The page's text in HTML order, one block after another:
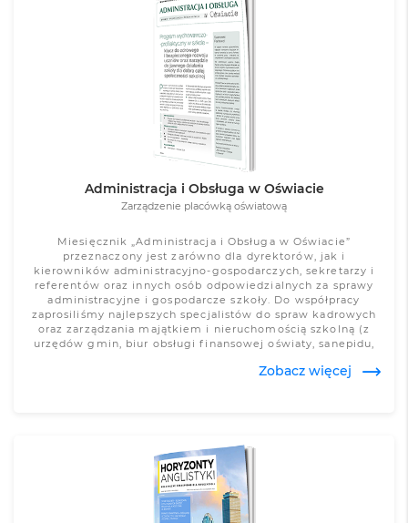
Administracja i Obsługa w Oświacie
Zarządzenie placówką oświatową
Miesięcznik „Administracja i Obsługa w Oświacie”
przeznaczony jest zarówno dla dyrektorów, jak i
kierowników administracyjno-gospodarczych, sekretarzy i
referentów oraz innych osób odpowiedzialnych za sprawy
administracyjne i gospodarcze szkoły. Do współpracy
zaprosiliśmy najlepszych specjalistów do spraw kadrowych
oraz zarządzania majątkiem i nieruchomością szkolną (z
urzędów gmin, biur obsługi finansowej oświaty, sanepidu,
Zobacz więcej